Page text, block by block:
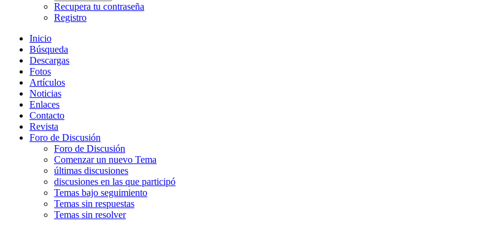
Recupera tu contraseña
Registro
Inicio
Búsqueda
Descargas
Fotos
Artículos
Noticias
Enlaces
Contacto
Revista
Foro de Discusión
Foro de Discusión
Comenzar un nuevo Tema
últimas discusiones
discusiones en las que participó
Temas bajo seguimiento
Temas sin respuestas
Temas sin resolver